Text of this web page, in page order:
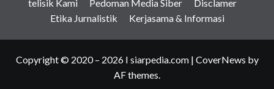
telisik Kami Pedoman Media Siber
Disclamer
Etika Jurnalistik
Kerjasama & Informasi
Copyright © 2020 – 2026 I siarpedia.com | CoverNews by
AF themes.